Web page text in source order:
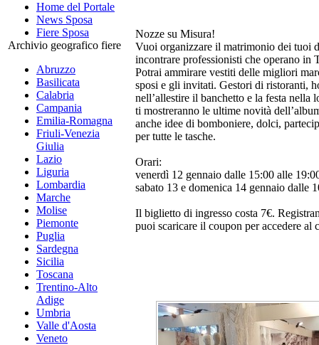
Home del Portale
News Sposa
Fiere Sposa
Archivio geografico fiere
Abruzzo
Basilicata
Calabria
Campania
Emilia-Romagna
Friuli-Venezia
Giulia
Lazio
Liguria
Lombardia
Marche
Molise
Piemonte
Puglia
Sardegna
Sicilia
Toscana
Trentino-Alto
Adige
Umbria
Valle d'Aosta
Veneto
Nozze su Misura!
Vuoi organizzare il matrimonio dei tuoi
incontrare professionisti che operano in
Potrai ammirare vestiti delle migliori
sposi e gli invitati. Gestori di ristoranti,
nell’allestire il banchetto e la festa
ti mostreranno le ultime novità
anche idee di bomboniere, dolci,
per tutte le tasche.
Orari:
venerdì 12 gennaio dalle 15:00 alle
sabato 13 e domenica 14 gennaio dalle
Il biglietto di ingresso costa 7€.
puoi scaricare il coupon per accedere al